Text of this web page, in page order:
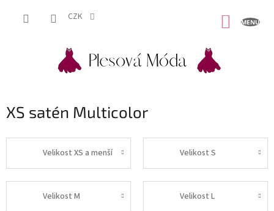
CZK
XS satén Multicolor
Velikost XS a menší Velikost S
Velikost M Velikost L